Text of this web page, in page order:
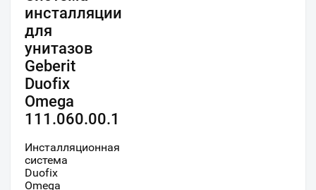
инсталляции
для
унитазов
Geberit
Duofix
Omega
111.060.00.1
Инсталляционная
система
Duofix
Omega